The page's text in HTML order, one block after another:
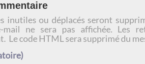
inutiles ou déplacés seront
mail ne sera pas affichée. Les
Le code HTML sera supprimé du